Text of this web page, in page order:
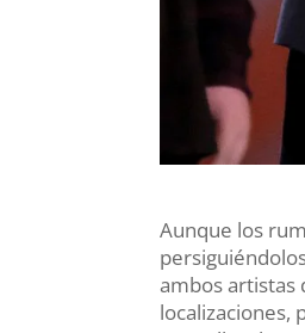
Aunque los
ambos
localizaciones,